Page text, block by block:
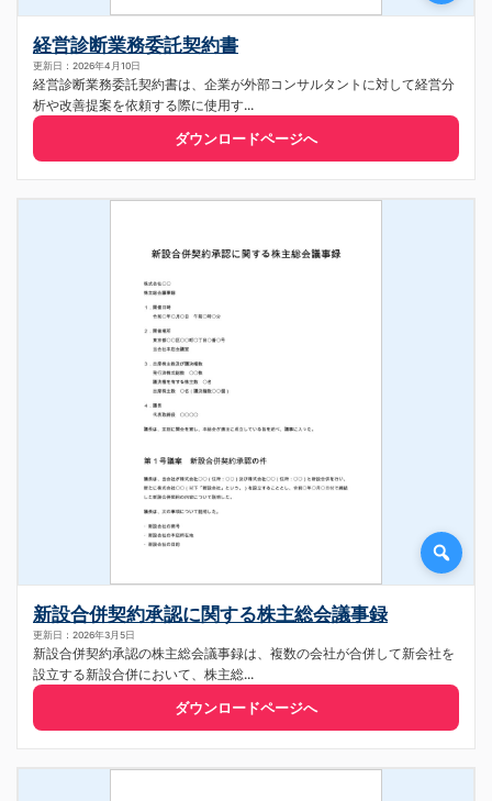
経営診断業務委託契約書
更新日：2026年4月10日
経営診断業務委託契約書は、企業が外部コンサルタントに対して経営分
析や改善提案を依頼する際に使用す...
ダウンロードページへ
新設合併契約承認に関する株主総会議事録
更新日：2026年3月5日
新設合併契約承認の株主総会議事録は、複数の会社が合併して新会社を
設立する新設合併において、株主総...
ダウンロードページへ